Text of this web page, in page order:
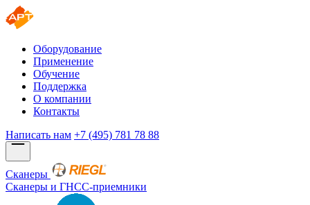
Оборудование
Применение
Обучение
Поддержка
О компании
Контакты
Написать нам +7 (495) 781 78 88
Сканеры
Сканеры и ГНСС-приемники